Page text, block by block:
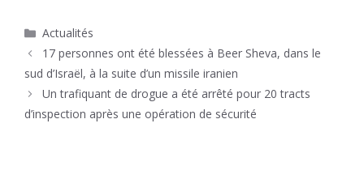
Catégories
Actualités
17 personnes ont été blessées à Beer Sheva, dans le
sud d’Israël, à la suite d’un missile iranien
Un trafiquant de drogue a été arrêté pour 20 tracts
d’inspection après une opération de sécurité